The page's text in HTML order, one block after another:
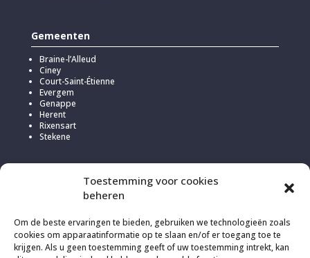
Toestemming voor cookies
beheren
Om de beste ervaringen te bieden, gebruiken we technologieën zoals
cookies om apparaatinformatie op te slaan en/of er toegang toe te
krijgen. Als u geen toestemming geeft of uw toestemming intrekt, kan
Gemeenten
Braine-l’Alleud
Ciney
Court-Saint-Étienne
Evergem
Genappe
Herent
Rixensart
Stekene